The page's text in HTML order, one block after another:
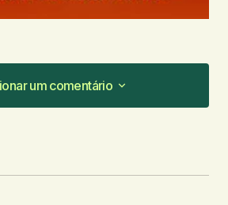
um comentário
um comentário
de e-mail não será publicado.